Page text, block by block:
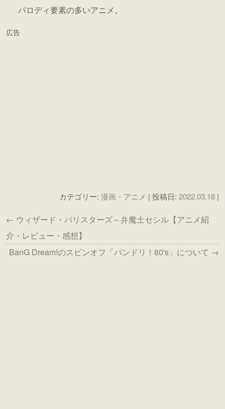
パロディ要素の多いアニメ。
広告
カテゴリー: 漫画・アニメ | 投稿日: 2022.03.18 |
← ウィザード・バリスターズ～弁魔士セシル【アニメ紹
介・レビュー・感想】
BanG Dream!のスピンオフ「バンドリ！80's」について →